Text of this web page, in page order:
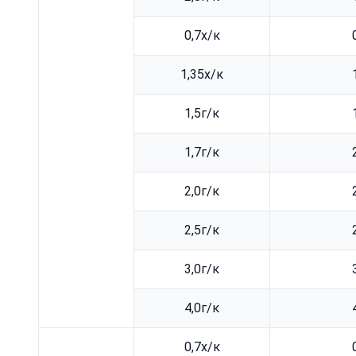
0,7х/к
1,35х/к
1,5г/к
1,7г/к
2,0г/к
2,5г/к
3,0г/к
4,0г/к
0,7х/к